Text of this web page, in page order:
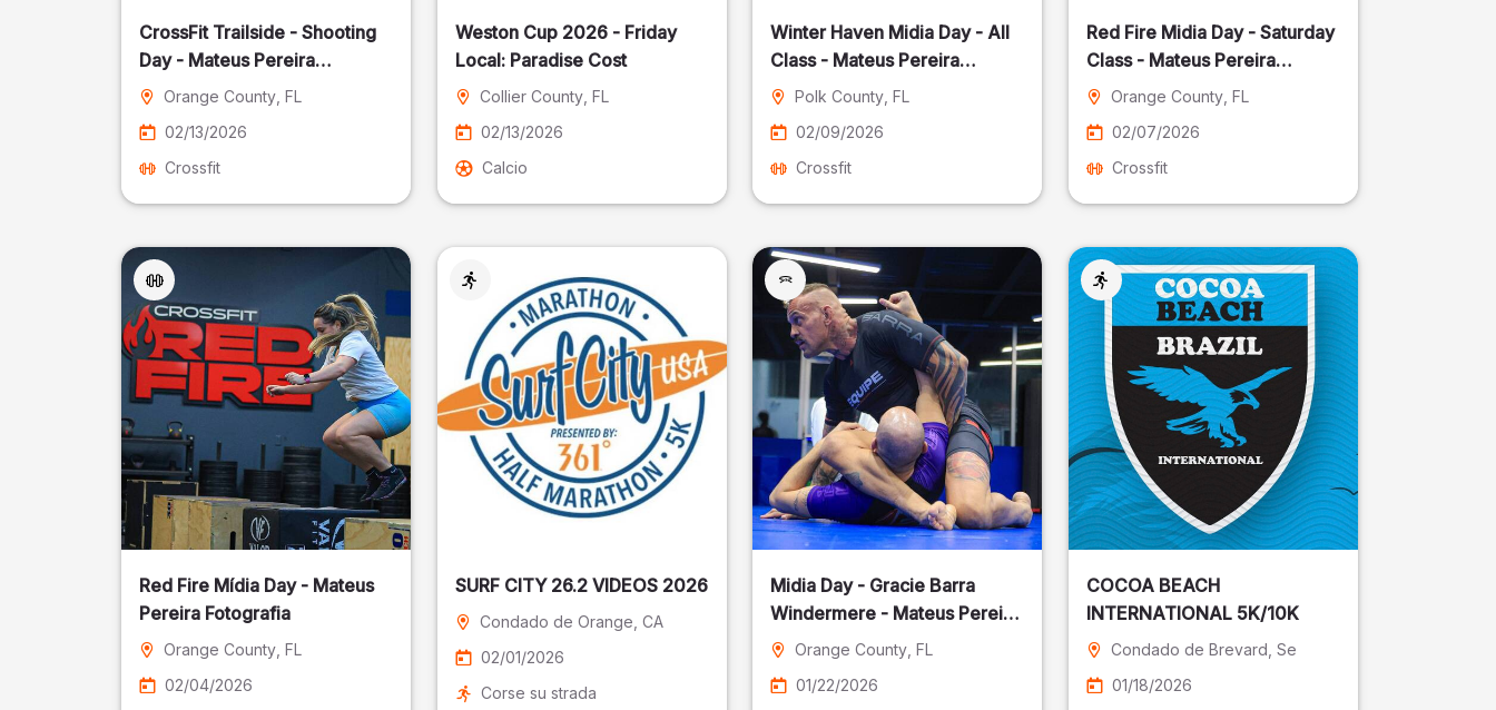
CrossFit Trailside - Shooting
Day - Mateus Pereira
Fotografia
Orange County , FL
02/13/2026
Crossfit
Weston Cup 2026 - Friday
Local: Paradise Cost
Collier County, FL
02/13/2026
Calcio
Winter Haven Midia Day - All
Class - Mateus Pereira
Fotografia
Polk County , FL
02/09/2026
Crossfit
Red Fire Midia Day - Saturday
Class - Mateus Pereira
Fotografia
Orange County, FL
02/07/2026
Crossfit
Red Fire Mídia Day - Mateus
Pereira Fotografia
Orange County , FL
02/04/2026
SURF CITY 26.2 VIDEOS 2026
Condado de Orange , CA
02/01/2026
Corse su strada
Midia Day - Gracie Barra
Windermere - Mateus Pereira
Fotografia
Orange County , FL
01/22/2026
COCOA BEACH
INTERNATIONAL 5K/10K
Condado de Brevard , Se
01/18/2026